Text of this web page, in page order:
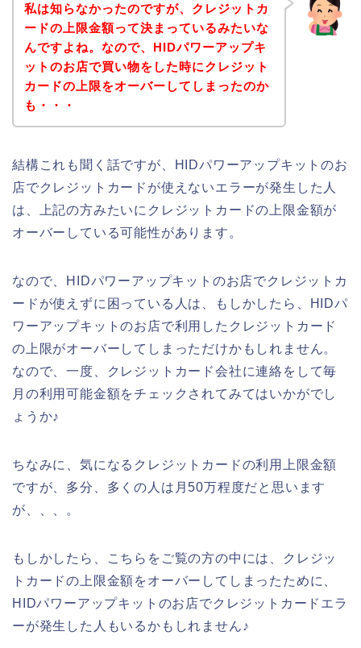
私は知らなかったのですが、クレジットカ
ードの上限金額って決まっているみたいな
んですよね。なので、HIDパワーアップキ
ットのお店で買い物をした時にクレジット
カードの上限をオーバーしてしまったのか
も・・・
結構これも聞く話ですが、HIDパワーアップキットのお
店でクレジットカードが使えないエラーが発生した人
は、上記の方みたいにクレジットカードの上限金額が
オーバーしている可能性があります。
なので、HIDパワーアップキットのお店でクレジットカ
ードが使えずに困っている人は、もしかしたら、HIDパ
ワーアップキットのお店で利用したクレジットカード
の上限がオーバーしてしまっただけかもしれません。
なので、一度、クレジットカード会社に連絡をして毎
月の利用可能金額をチェックされてみてはいかがでし
ょうか♪
ちなみに、気になるクレジットカードの利用上限金額
ですが、多分、多くの人は月50万程度だと思います
が、、、。
もしかしたら、こちらをご覧の方の中には、クレジッ
トカードの上限金額をオーバーしてしまったために、
HIDパワーアップキットのお店でクレジットカードエラ
ーが発生した人もいるかもしれません♪